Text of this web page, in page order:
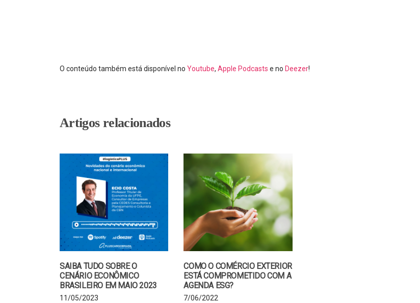
O conteúdo também está disponível no Youtube, Apple Podcasts e no Deezer!
Artigos relacionados
SAIBA TUDO SOBRE O
CENÁRIO ECONÔMICO
BRASILEIRO EM MAIO 2023
11/05/2023
COMO O COMÉRCIO EXTERIOR
ESTÁ COMPROMETIDO COM A
AGENDA ESG?
7/06/2022